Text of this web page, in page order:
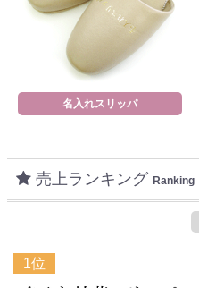
名入れスリッパ
売上ランキング Ranking
1位